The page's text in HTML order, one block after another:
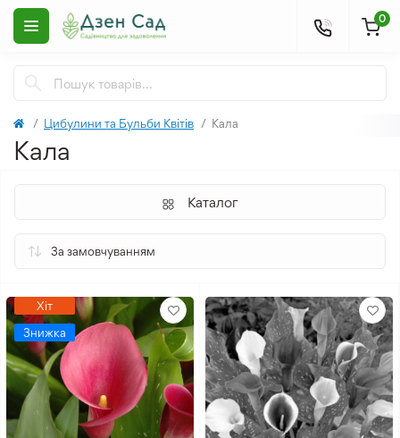
0
Цибулини та Бульби Квітів Кала
Кала
Каталог
Хіт
Знижка